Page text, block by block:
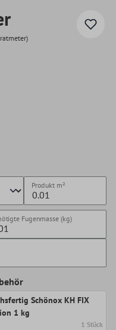
Produkt m²
Fugenmasse (kg)
Schönox KH FIX
1 kg
1 Stück